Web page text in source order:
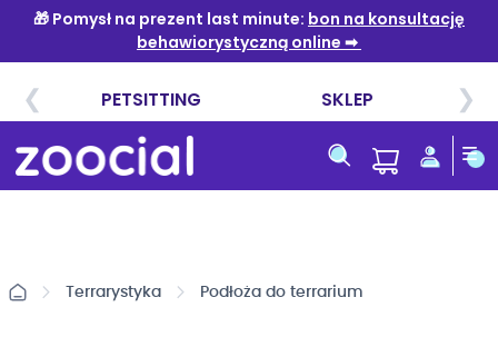
do
treści
Terrarystyka Podłoża do terrarium